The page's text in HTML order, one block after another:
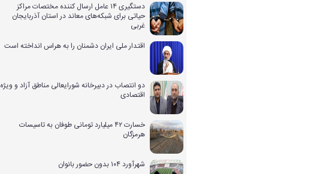
دستگیری ۱۴ عامل ارسال کننده مختصات مراکز
حیاتی برای شبکه‌های معاند در استان آذربایجان
غربی
اقتدار ملی ایران دشمنان را به هراس انداخته است
دو انتصاب در دبیرخانه شورایعالی مناطق آزاد و ویژه
اقتصادی
خسارت ۴۲ میلیارد تومانی طوفان به تاسیسات
هرمزگان
شهرآورد ۱۰۴ بدون حضور بانوان